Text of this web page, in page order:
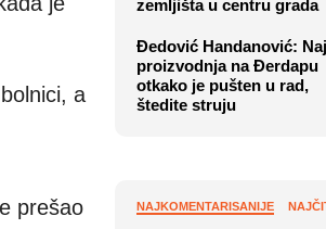
a
prešao
zemljišta u centru grada
Đedović Handanović:
proizvodnja na Đerdapu
otkako je pušten u rad,
štedite struju
NAJKOMENTARISANIJE